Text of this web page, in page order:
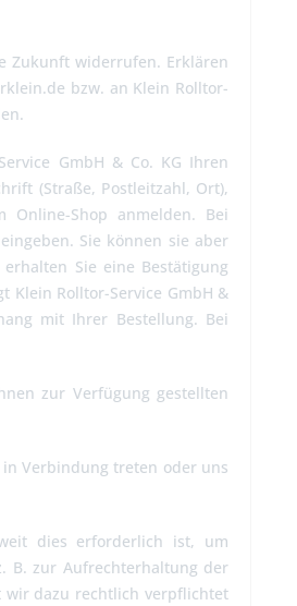
Zukunft widerrufen. Erklären
bzw. an Klein Rolltor-
GmbH & Co. KG Ihren
(Straße, Postleitzahl, Ort),
Shop anmelden. Bei
Sie können sie aber
Sie eine Bestätigung
Klein Rolltor-Service GmbH &
mit Ihrer Bestellung. Bei
zur Verfügung gestellten
Verbindung treten oder uns
dies erforderlich ist, um
B. zur Aufrechterhaltung der
wir dazu rechtlich verpflichtet